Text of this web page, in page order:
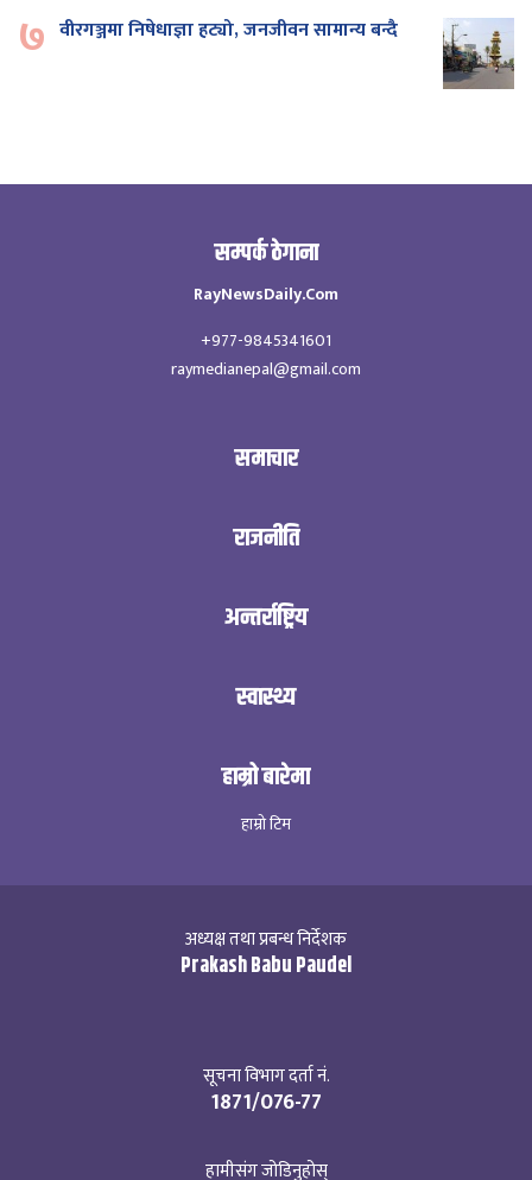
७ वीरगञ्जमा निषेधाज्ञा हट्यो, जनजीवन सामान्य बन्दै
सम्पर्क ठेगाना
RayNewsDaily.Com
+977-9845341601
raymedianepal@gmail.com
समाचार
राजनीति
अन्तर्राष्ट्रिय
स्वास्थ्य
हाम्रो बारेमा
हाम्रो टिम
अध्यक्ष तथा प्रबन्ध निर्देशक
Prakash Babu Paudel
सूचना विभाग दर्ता नं.
1871/076-77
हामीसंग जोडिनुहोस्